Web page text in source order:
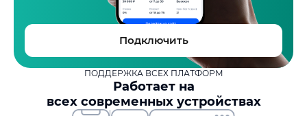
Подключить
ПОДДЕРЖКА ВСЕХ ПЛАТФОРМ
Работает на
всех современных устройствах